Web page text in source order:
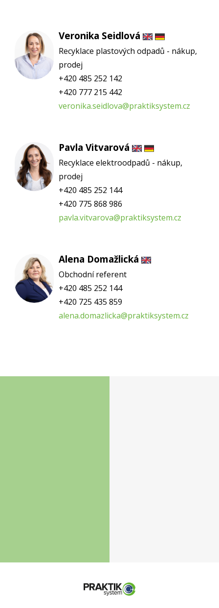
Veronika Seidlová
Recyklace plastových odpadů - nákup,
prodej
+420 485 252 142
+420 777 215 442
veronika.seidlova@praktiksystem.cz
Pavla Vitvarová
Recyklace elektroodpadů - nákup,
prodej
+420 485 252 144
+420 775 868 986
pavla.vitvarova@praktiksystem.cz
Alena Domažlická
Obchodní referent
+420 485 252 144
+420 725 435 859
alena.domazlicka@praktiksystem.cz